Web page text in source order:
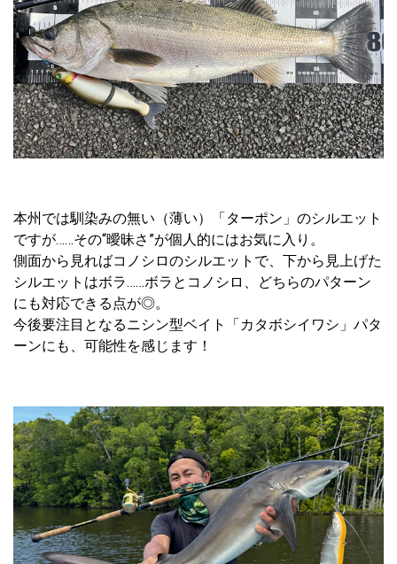
本州では馴染みの無い（薄い）「ターポン」のシルエット
ですが……その“曖昧さ”が個人的にはお気に入り。
側面から見ればコノシロのシルエットで、下から見上げた
シルエットはボラ……ボラとコノシロ、どちらのパターン
にも対応できる点が◎。
今後要注目となるニシン型ベイト「カタボシイワシ」パタ
ーンにも、可能性を感じます！